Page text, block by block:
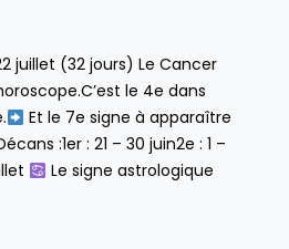
juillet (32 jours) Le Cancer
le 4e dans
Et le 7e signe à apparaître
:1er : 21 – 30 juin2e : 1 –
Le signe astrologique